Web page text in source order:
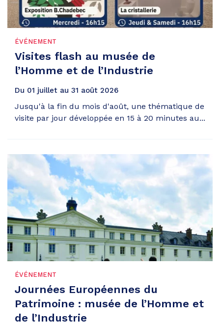
ÉVÉNEMENT
Visites flash au musée de
l’Homme et de l’Industrie
Du 01 juillet au 31 août 2026
Jusqu'à la fin du mois d'août, une thématique de
visite par jour développée en 15 à 20 minutes au...
ÉVÉNEMENT
Journées Européennes du
Patrimoine : musée de l’Homme et
de l’Industrie